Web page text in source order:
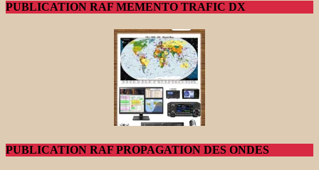
PUBLICATION RAF MEMENTO TRAFIC DX
PUBLICATION RAF PROPAGATION DES ONDES